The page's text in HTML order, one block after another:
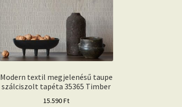
Modern textil megjelenésű taupe
szálciszolt tapéta 35365 Timber
15.590Ft